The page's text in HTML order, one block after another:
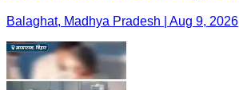
Balaghat, Madhya Pradesh | Aug 9, 2026